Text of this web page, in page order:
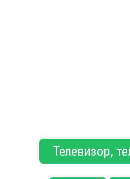
Телевизор,